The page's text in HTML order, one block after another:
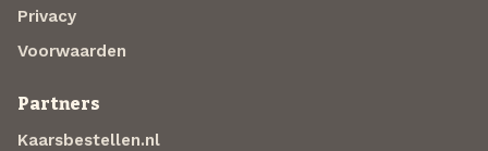
Privacy
Voorwaarden
Partners
Kaarsbestellen.nl